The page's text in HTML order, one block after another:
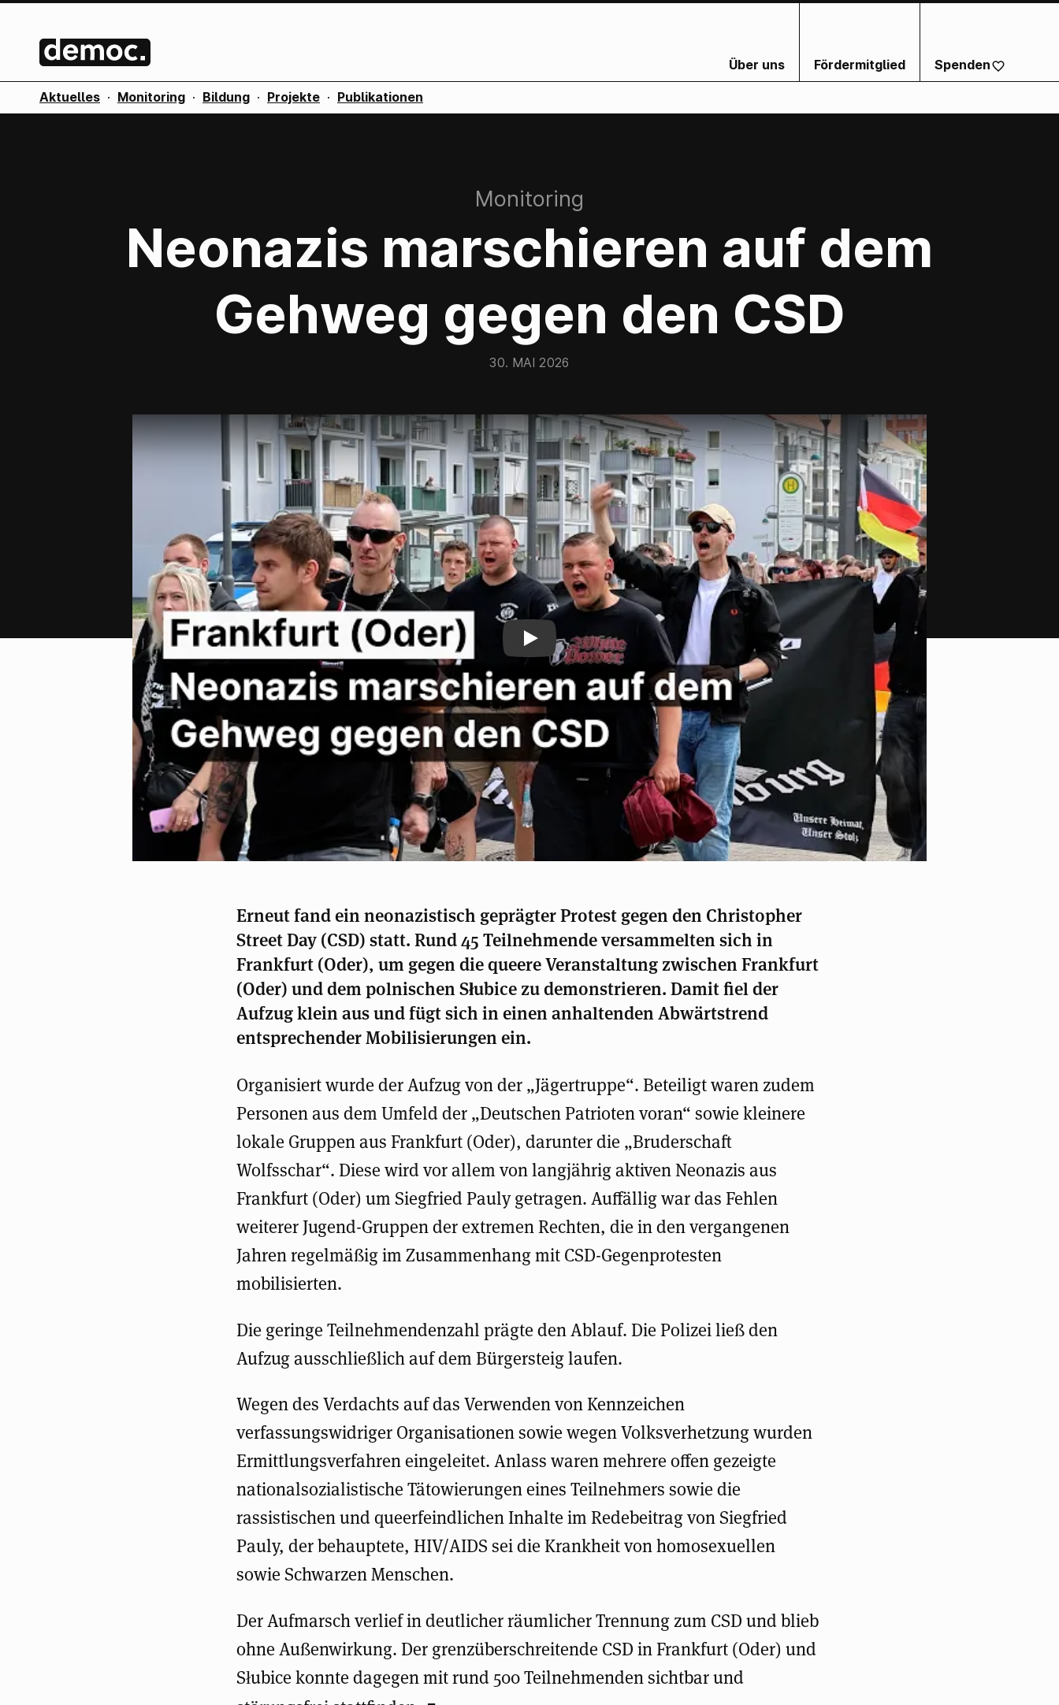
Über uns Fördermitglied Spenden
Aktuelles · Monitoring · Bildung · Projekte · Publikationen
Monitoring
Neonazis marschieren auf dem
Gehweg gegen den CSD
30. MAI 2026
Neonazis marschieren auf dem Bürgersteig gegen den CSD
Erneut fand ein neonazistisch geprägter Protest gegen den Christopher
Street Day (CSD) statt. Rund 45 Teilnehmende versammelten sich in
Frankfurt (Oder), um gegen die queere Veranstaltung zwischen Frankfurt
(Oder) und dem polnischen Słubice zu demonstrieren. Damit fiel der
Aufzug klein aus und fügt sich in einen anhaltenden Abwärtstrend
entsprechender Mobilisierungen ein.
Organisiert wurde der Aufzug von der „Jägertruppe“. Beteiligt waren zudem
Personen aus dem Umfeld der „Deutschen Patrioten voran“ sowie kleinere
lokale Gruppen aus Frankfurt (Oder), darunter die „Bruderschaft
Wolfsschar“. Diese wird vor allem von langjährig aktiven Neonazis aus
Frankfurt (Oder) um Siegfried Pauly getragen. Auffällig war das Fehlen
weiterer Jugend-Gruppen der extremen Rechten, die in den vergangenen
Jahren regelmäßig im Zusammenhang mit CSD-Gegenprotesten
mobilisierten.
Die geringe Teilnehmendenzahl prägte den Ablauf. Die Polizei ließ den
Aufzug ausschließlich auf dem Bürgersteig laufen.
Wegen des Verdachts auf das Verwenden von Kennzeichen
verfassungswidriger Organisationen sowie wegen Volksverhetzung wurden
Ermittlungsverfahren eingeleitet. Anlass waren mehrere offen gezeigte
nationalsozialistische Tätowierungen eines Teilnehmers sowie die
rassistischen und queerfeindlichen Inhalte im Redebeitrag von Siegfried
Pauly, der behauptete, HIV/AIDS sei die Krankheit von homosexuellen
sowie Schwarzen Menschen.
Der Aufmarsch verlief in deutlicher räumlicher Trennung zum CSD und blieb
ohne Außenwirkung. Der grenzüberschreitende CSD in Frankfurt (Oder) und
Słubice konnte dagegen mit rund 500 Teilnehmenden sichtbar und